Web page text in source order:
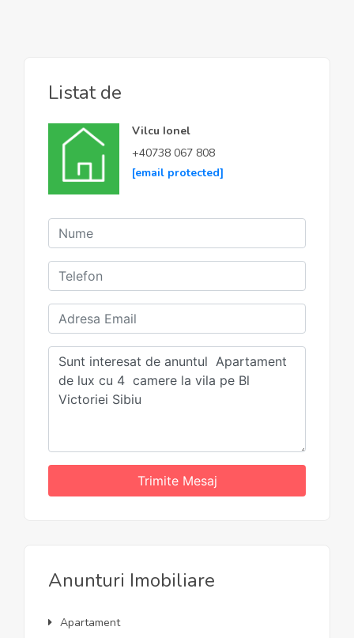
Listat de
Vilcu Ionel
+40738 067 808
[email protected]
Trimite Mesaj
Anunturi Imobiliare
Apartament